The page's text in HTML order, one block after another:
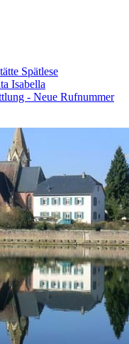
Spätlese
Isabella
- Neue Rufnummer